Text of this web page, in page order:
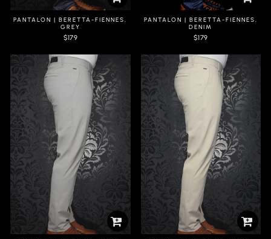
PANTALON | BERETTA-FIENNES,
GREY
$179
PANTALON | BERETTA-FIENNES,
DENIM
$179